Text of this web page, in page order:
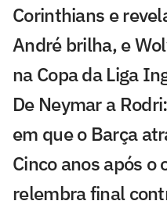
Corinthians e
André brilha, e
na Copa da Liga
De Neymar a
em que o Barça
Cinco anos após
relembra final